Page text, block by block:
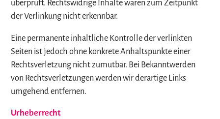
überprüft. Rechtswidrige Inhalte waren zum Zeitpunkt
der Verlinkung nicht erkennbar.
Eine permanente inhaltliche Kontrolle der verlinkten
Seiten ist jedoch ohne konkrete Anhaltspunkte einer
Rechtsverletzung nicht zumutbar. Bei Bekanntwerden
von Rechtsverletzungen werden wir derartige Links
umgehend entfernen.
Urheberrecht